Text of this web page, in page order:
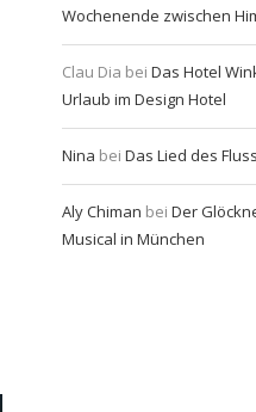
Wochenende zwischen
Clau Dia bei Das Hotel
Urlaub im Design Hotel
Nina bei Das Lied des
Aly Chiman bei Der
Musical in München